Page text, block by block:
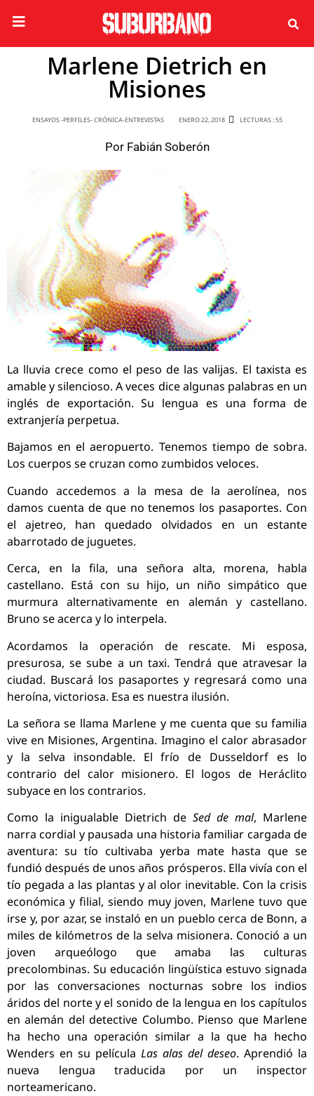
Marlene Dietrich en
Misiones
ENSAYOS -PERFILES- CRÓNICA-ENTREVISTAS ENERO 22, 2018 LECTURAS : 55
Por Fabián Soberón
La lluvia crece como el peso de las valijas. El taxista es
amable y silencioso. A veces dice algunas palabras en un
inglés de exportación. Su lengua es una forma de
extranjería perpetua.
Bajamos en el aeropuerto. Tenemos tiempo de sobra.
Los cuerpos se cruzan como zumbidos veloces.
Cuando accedemos a la mesa de la aerolínea, nos
damos cuenta de que no tenemos los pasaportes. Con
el ajetreo, han quedado olvidados en un estante
abarrotado de juguetes.
Cerca, en la fila, una señora alta, morena, habla
castellano. Está con su hijo, un niño simpático que
murmura alternativamente en alemán y castellano.
Bruno se acerca y lo interpela.
Acordamos la operación de rescate. Mi esposa,
presurosa, se sube a un taxi. Tendrá que atravesar la
ciudad. Buscará los pasaportes y regresará como una
heroína, victoriosa. Esa es nuestra ilusión.
La señora se llama Marlene y me cuenta que su familia
vive en Misiones, Argentina. Imagino el calor abrasador
y la selva insondable. El frío de Dusseldorf es lo
contrario del calor misionero. El logos de Heráclito
subyace en los contrarios.
Como la inigualable Dietrich de Sed de mal, Marlene
narra cordial y pausada una historia familiar cargada de
aventura: su tío cultivaba yerba mate hasta que se
fundió después de unos años prósperos. Ella vivía con el
tío pegada a las plantas y al olor inevitable. Con la crisis
económica y filial, siendo muy joven, Marlene tuvo que
irse y, por azar, se instaló en un pueblo cerca de Bonn, a
miles de kilómetros de la selva misionera. Conoció a un
joven arqueólogo que amaba las culturas
precolombinas. Su educación lingüística estuvo signada
por las conversaciones nocturnas sobre los indios
áridos del norte y el sonido de la lengua en los capítulos
en alemán del detective Columbo. Pienso que Marlene
ha hecho una operación similar a la que ha hecho
Wenders en su película Las alas del deseo. Aprendió la
nueva lengua traducida por un inspector
norteamericano.